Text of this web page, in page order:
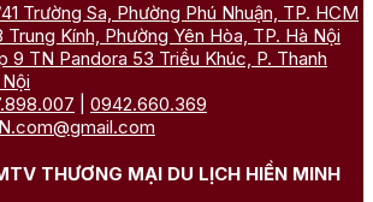
41 Trường Sa, Phường Phú Nhuận, TP. HCM
Trung Kính, Phường Yên Hòa, TP. Hà Nội
9 TN Pandora 53 Triều Khúc, P. Thanh
0942.660.369
THƯƠNG MẠI DU LỊCH HIỀN MINH